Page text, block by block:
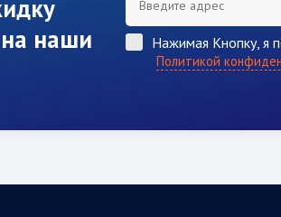
наши
Нажимая Кнопку, я
Политикой